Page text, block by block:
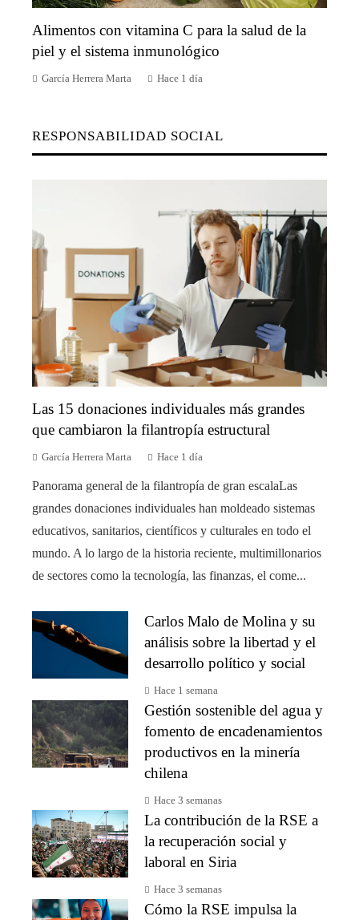
Alimentos con vitamina C para la salud de la
piel y el sistema inmunológico
García Herrera Marta Hace 1 día
RESPONSABILIDAD SOCIAL
Las 15 donaciones individuales más grandes
que cambiaron la filantropía estructural
García Herrera Marta Hace 1 día
Panorama general de la filantropía de gran escalaLas
grandes donaciones individuales han moldeado sistemas
educativos, sanitarios, científicos y culturales en todo el
mundo. A lo largo de la historia reciente, multimillonarios
de sectores como la tecnología, las finanzas, el come...
Carlos Malo de Molina y su
análisis sobre la libertad y el
desarrollo político y social
Hace 1 semana
Gestión sostenible del agua y
fomento de encadenamientos
productivos en la minería
chilena
Hace 3 semanas
La contribución de la RSE a
la recuperación social y
laboral en Siria
Hace 3 semanas
Cómo la RSE impulsa la